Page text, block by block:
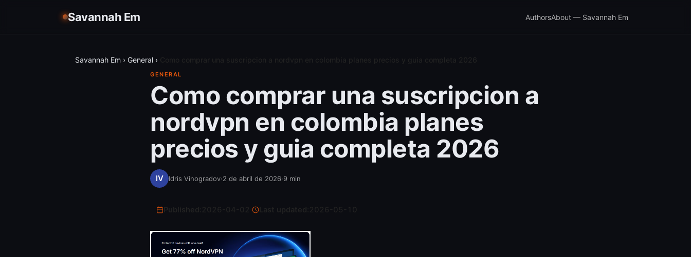
Savannah Em AuthorsAbout — Savannah Em
Savannah Em › General ›
GENERAL
Como comprar una suscripcion a
nordvpn en colombia planes
precios y guia completa 2026
Idris Vinogradov·2 de abril de 2026·9 min
Last updated: